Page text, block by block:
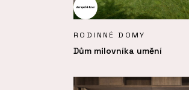
RODINNÉ DOMY
Dům milovníka umění